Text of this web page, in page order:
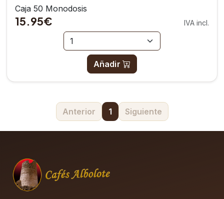
Caja 50 Monodosis
15.95€ IVA incl.
Añadir
Anterior 1 Siguiente